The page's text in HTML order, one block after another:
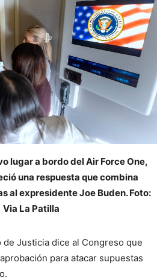
lugar a bordo del Air Force One,
una respuesta que combina
al expresidente Joe Buden. Foto:
Via La Patilla
de Justicia dice al Congreso que
para atacar supuestas